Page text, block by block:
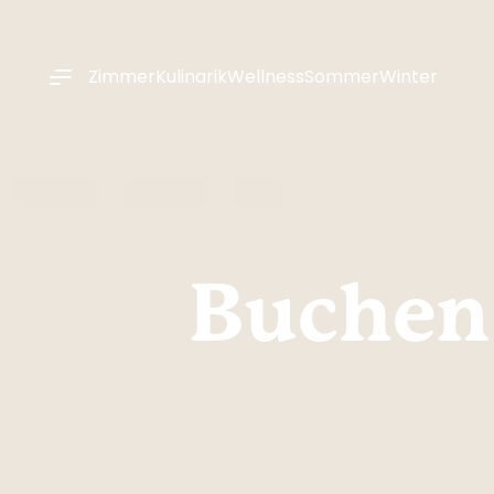
ZimmerKulinarikWellnessSommerWinter
Buchen